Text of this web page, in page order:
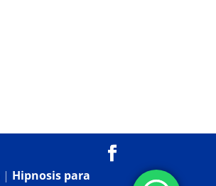
| Hipnosis para